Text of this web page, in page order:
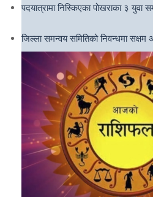
पदयात्रामा निस्किएका पोखराका ३ युवा
जिल्ला समन्वय समितिको निवन्धमा सक्षम